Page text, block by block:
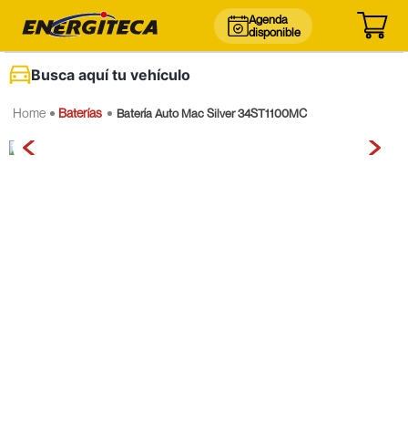
Agenda
disponible
Busca aquí tu vehículo
Baterías Batería Auto Mac Silver 34ST1100MC